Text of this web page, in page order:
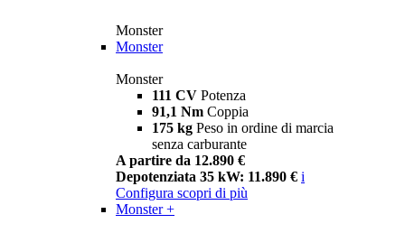
Monster
Monster
Monster
111 CV Potenza
91,1 Nm Coppia
175 kg Peso in ordine di marcia
senza carburante
A partire da 12.890 €
Depotenziata 35 kW: 11.890 € i
Configura scopri di più
Monster +